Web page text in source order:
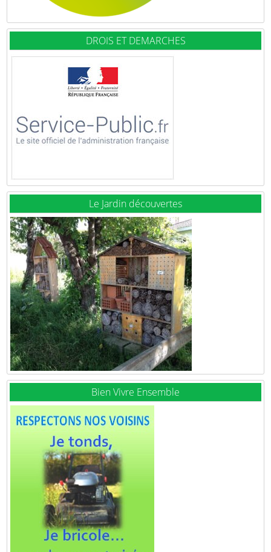
DROIS ET DEMARCHES
Le Jardin découvertes
Bien Vivre Ensemble